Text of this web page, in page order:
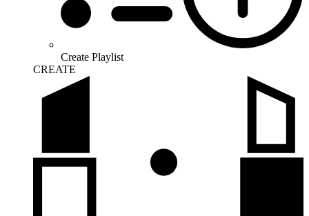
Create Playlist
CREATE